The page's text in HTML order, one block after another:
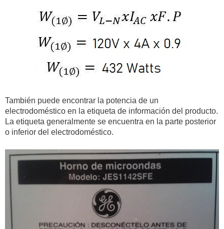
66000 V 914,522.83 W
69000 V 956,092.05 W
115000 V
230000 V 3,186,973.49 W
También puede encontrar la potencia de un
electrodoméstico en la etiqueta de información del producto.
La etiqueta generalmente se encuentra en la parte posterior
o inferior del electrodoméstico.